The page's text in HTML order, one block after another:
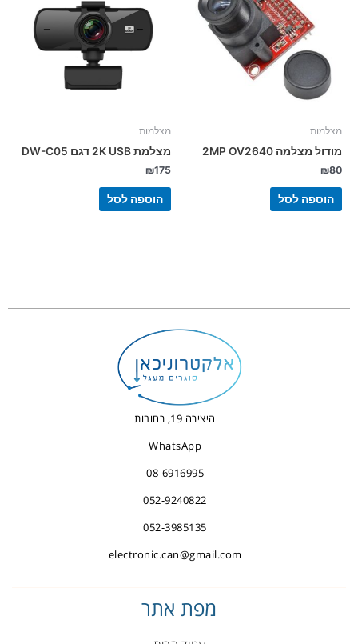
מצלמות
מודול מצלמה 2MP OV2640
₪80
הוספה לסל
מצלמות
מצלמת 2K USB דגם DW-C05
₪175
הוספה לסל
היצירה 19, רחובות
WhatsApp
08-6916995
052-9240822
052-3985135
electronic.can@gmail.com
מפת אתר